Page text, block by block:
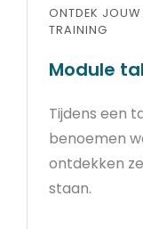
ONTDEK JOUW
TRAINING
Module
Tijdens een
benoemen
ontdekken
staan.